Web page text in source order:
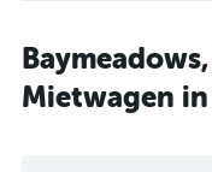
Mietwagen